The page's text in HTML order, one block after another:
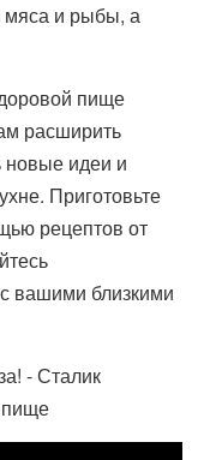
мяса и рыбы, а
пище
расширить
новые идеи и
Приготовьте
рецептов от
вашими близкими
- Сталик
пище